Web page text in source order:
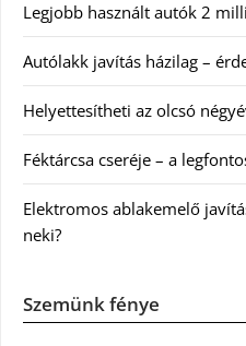
Legjobb használt autók 2
Autólakk javítás házilag –
Helyettesítheti az olcsó
Féktárcsa cseréje – a
Elektromos ablakemelő
neki?
Szemünk fénye